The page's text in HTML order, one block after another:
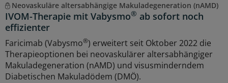
Neovaskuläre altersabhängige Makuladegeneration (nAMD)
IVOM-Therapie mit Vabysmo® ab sofort noch
effizienter
Faricimab (Vabysmo®) erweitert seit Oktober 2022 die
Therapieoptionen bei neovaskulärer altersabhängiger
Makuladegeneration (nAMD) und visusminderndem
Diabetischen Makuladödem (DMÖ).